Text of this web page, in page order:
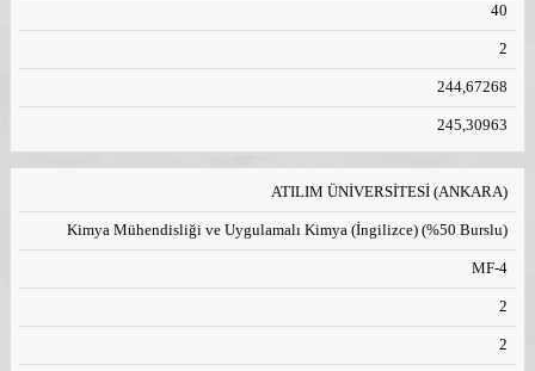
40
2
244,67268
245,30963
ATILIM ÜNİVERSİTESİ (ANKARA)
Kimya Mühendisliği ve Uygulamalı Kimya (İngilizce) (%50 Burslu)
MF-4
2
2